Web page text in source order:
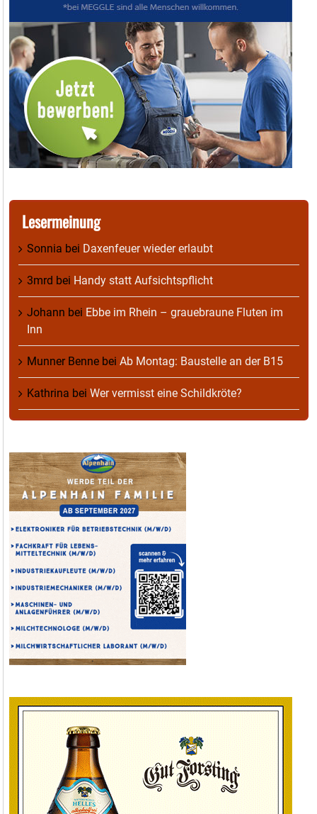
Lesermeinung
Sonnia bei Daxenfeuer wieder erlaubt
3mrd bei Handy statt Aufsichtspflicht
Johann bei Ebbe im Rhein – grauebraune Fluten im
Inn
Munner Benne bei Ab Montag: Baustelle an der B15
Kathrina bei Wer vermisst eine Schildkröte?